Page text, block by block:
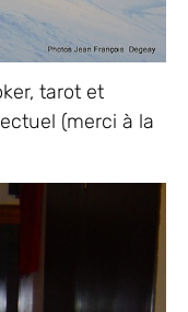
tarot et
(merci à la